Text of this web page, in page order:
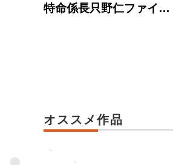
特命係長只野仁ファイ…
オススメ作品